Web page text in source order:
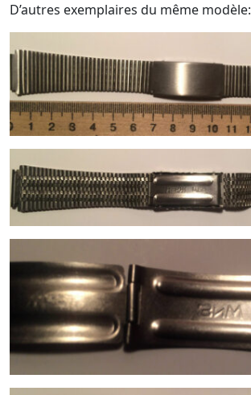
D’autres exemplaires du même modèle: